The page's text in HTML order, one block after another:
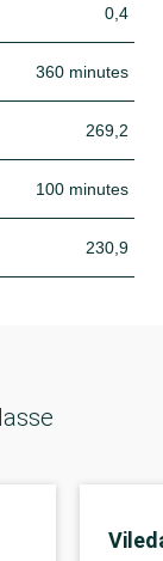
0,4
360 minutes
269,2
100 minutes
230,9